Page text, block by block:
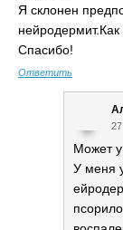
Я склонен
Спасибо!
Ответить
Может
У меня